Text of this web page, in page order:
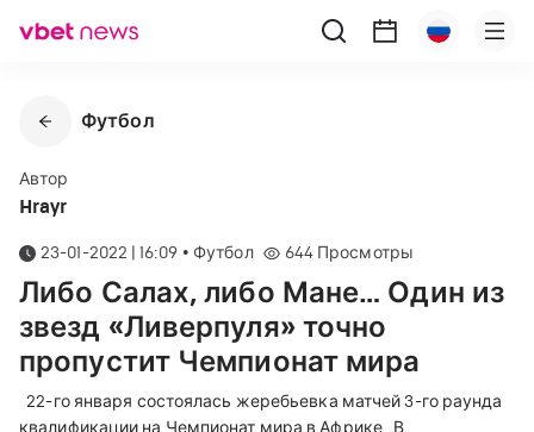
Футбол
Автор
Hrayr
23-01-2022 | 16:09 • Футбол 644 Просмотры
Либо Салах, либо Мане… Один из
звезд «Ливерпуля» точно
пропустит Чемпионат мира
22-го января состоялась жеребьевка матчей 3-го раунда
квалификации на Чемпионат мира в Африке. В